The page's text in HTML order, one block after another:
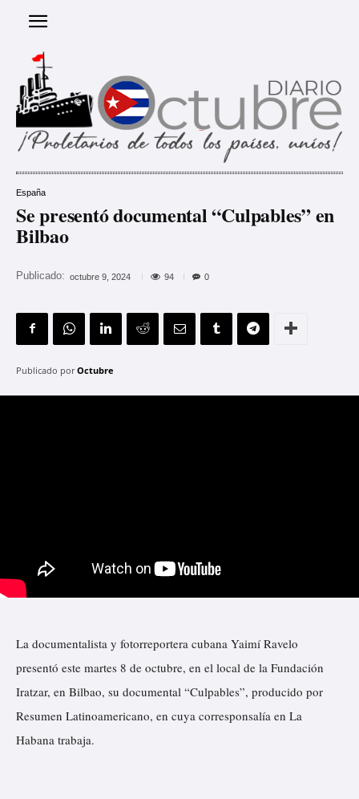
España
Se presentó documental “Culpables” en
Bilbao
Publicado: octubre 9, 2024 94 0
Publicado por Octubre
La documentalista y fotorreportera cubana Yaimí Ravelo
presentó este martes 8 de octubre, en el local de la Fundación
Iratzar, en Bilbao, su documental “Culpables”, producido por
Resumen Latinoamericano, en cuya corresponsalía en La
Habana trabaja.